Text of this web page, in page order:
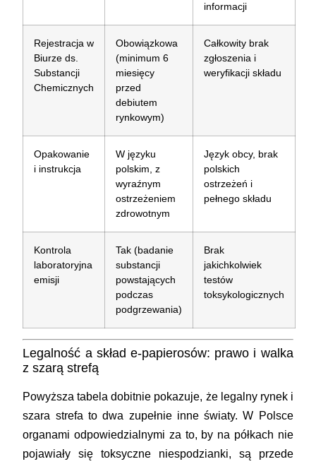
informacji
Rejestracja w
Biurze ds.
Substancji
Chemicznych
Obowiązkowa
(minimum 6
miesięcy
przed
debiutem
rynkowym)
Całkowity brak
zgłoszenia i
weryfikacji składu
Opakowanie
i instrukcja
W języku
polskim, z
wyraźnym
ostrzeżeniem
zdrowotnym
Język obcy, brak
polskich
ostrzeżeń i
pełnego składu
Kontrola
laboratoryjna
emisji
Tak (badanie
substancji
powstających
podczas
podgrzewania)
Brak
jakichkolwiek
testów
toksykologicznych
Legalność a skład e-papierosów: prawo i walka
z szarą strefą
Powyższa tabela dobitnie pokazuje, że legalny rynek i
szara strefa to dwa zupełnie inne światy. W Polsce
organami odpowiedzialnymi za to, by na półkach nie
pojawiały się toksyczne niespodzianki, są przede